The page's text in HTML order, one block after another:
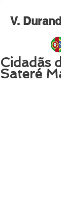
V. Durand
Cidadãs
Sateré